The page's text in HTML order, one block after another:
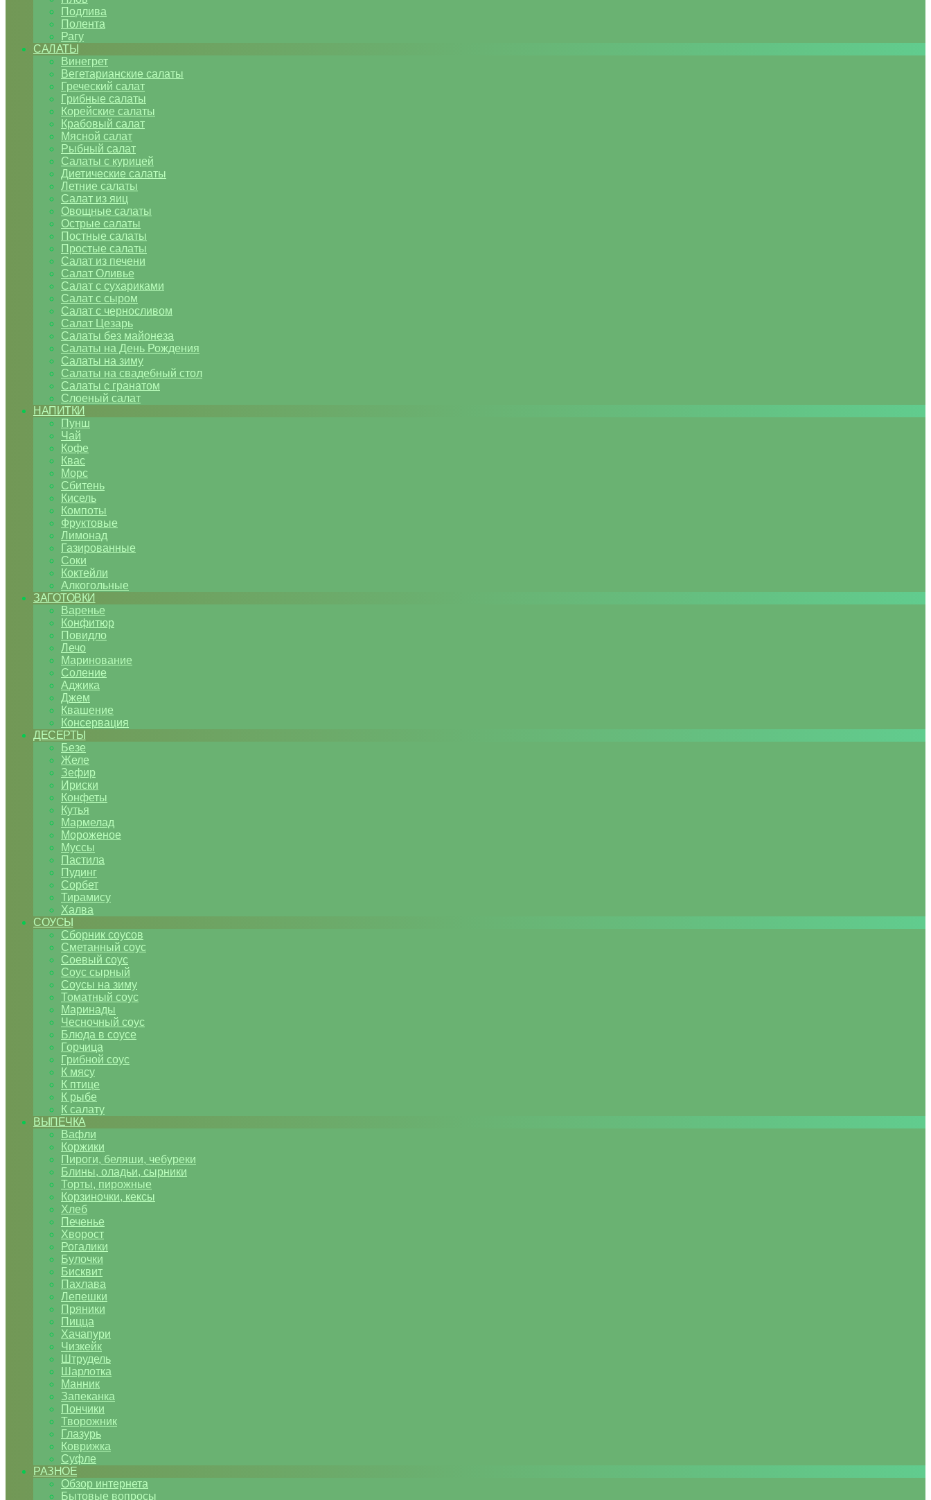
Подлива
Полента
Рагу
САЛАТЫ
Винегрет
Вегетарианские салаты
Греческий салат
Грибные салаты
Корейские салаты
Крабовый салат
Мясной салат
Рыбный салат
Салаты с курицей
Диетические салаты
Летние салаты
Салат из яиц
Овощные салаты
Острые салаты
Постные салаты
Простые салаты
Салат из печени
Салат Оливье
Салат с сухариками
Салат с сыром
Салат с черносливом
Салат Цезарь
Салаты без майонеза
Салаты на День Рождения
Салаты на зиму
Салаты на свадебный стол
Салаты с гранатом
Слоеный салат
НАПИТКИ
Пунш
Чай
Кофе
Квас
Морс
Сбитень
Кисель
Компоты
Фруктовые
Лимонад
Газированные
Соки
Коктейли
Алкогольные
ЗАГОТОВКИ
Варенье
Конфитюр
Повидло
Лечо
Маринование
Соление
Аджика
Джем
Квашение
Консервация
ДЕСЕРТЫ
Безе
Желе
Зефир
Ириски
Конфеты
Кутья
Мармелад
Мороженое
Муссы
Пастила
Пудинг
Сорбет
Тирамису
Халва
СОУСЫ
Сборник соусов
Сметанный соус
Соевый соус
Соус сырный
Соусы на зиму
Томатный соус
Маринады
Чесночный соус
Блюда в соусе
Горчица
Грибной соус
К мясу
К птице
К рыбе
К салату
ВЫПЕЧКА
Вафли
Коржики
Пироги, беляши, чебуреки
Блины, оладьи, сырники
Торты, пирожные
Корзиночки, кексы
Хлеб
Печенье
Хворост
Рогалики
Булочки
Бисквит
Пахлава
Лепешки
Пряники
Пицца
Хачапури
Чизкейк
Штрудель
Шарлотка
Манник
Запеканка
Пончики
Творожник
Глазурь
Коврижка
Суфле
РАЗНОЕ
Обзор интернета
Бытовые вопросы